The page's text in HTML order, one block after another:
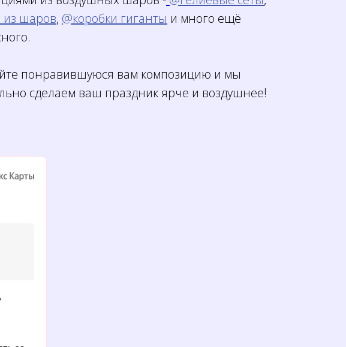
из шаров, @коробки гиганты и много ещё
понравившуюся вам композицию и мы
сделаем ваш праздник ярче и воздушнее!